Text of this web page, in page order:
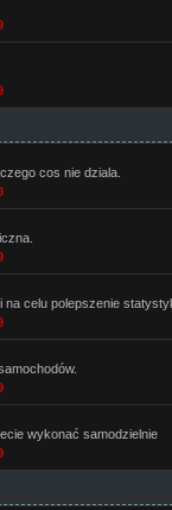
cos nie dziala.
celu polepszenie
wykonać samodzielnie